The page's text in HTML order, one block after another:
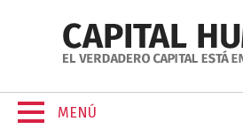
MENÚ